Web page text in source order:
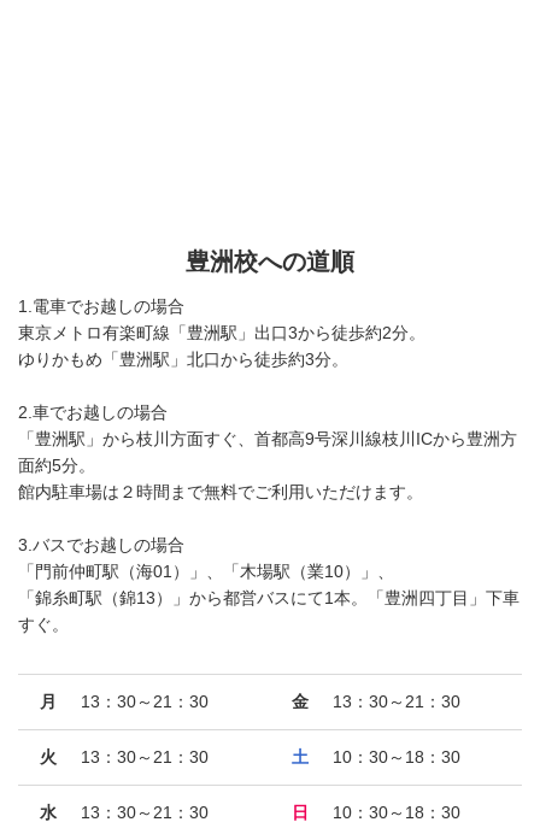
豊洲校への道順
1.電車でお越しの場合
東京メトロ有楽町線「豊洲駅」出口3から徒歩約2分。
ゆりかもめ「豊洲駅」北口から徒歩約3分。
2.車でお越しの場合
「豊洲駅」から枝川方面すぐ、首都高9号深川線枝川ICから豊洲方
面約5分。
館内駐車場は２時間まで無料でご利用いただけます。
3.バスでお越しの場合
「門前仲町駅（海01）」、「木場駅（業10）」、
「錦糸町駅（錦13）」から都営バスにて1本。「豊洲四丁目」下車
すぐ。
月 13：30～21：30
火 13：30～21：30
水 13：30～21：30
金 13：30～21：30
土 10：30～18：30
日 10：30～18：30